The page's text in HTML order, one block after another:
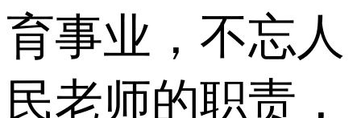
育事业，不忘人
民老师的职责，